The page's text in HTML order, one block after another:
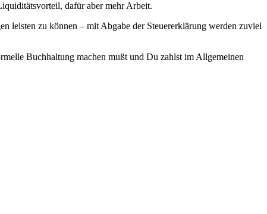
dafür aber mehr Arbeit.
leisten zu können – mit Abgabe der Steuererklärung werden zuviel
Buchhaltung machen mußt und Du zahlst im Allgemeinen